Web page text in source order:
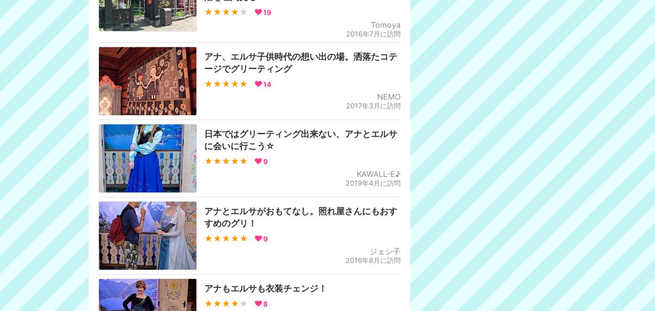
★★★★ ★ 19
Tomoya
2016年7月に訪問
アナ、エルサ子供時代の想い出の場。洒落たコテ
ージでグリーティング
★★★★★ 14
NEMO
2017年3月に訪問
日本ではグリーティング出来ない、アナとエルサ
に会いに行こう☆
★★★★★ 9
KAWALL-E♪
2019年4月に訪問
アナとエルサがおもてなし。照れ屋さんにもおす
すめのグリ！
★★★★★ 9
ジェシ子
2016年8月に訪問
アナもエルサも衣装チェンジ！
★★★★ ★ 8